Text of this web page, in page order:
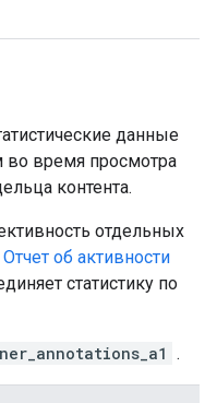
данные
время просмотра
контента.
отдельных
Отчет об активности
статистику по
.